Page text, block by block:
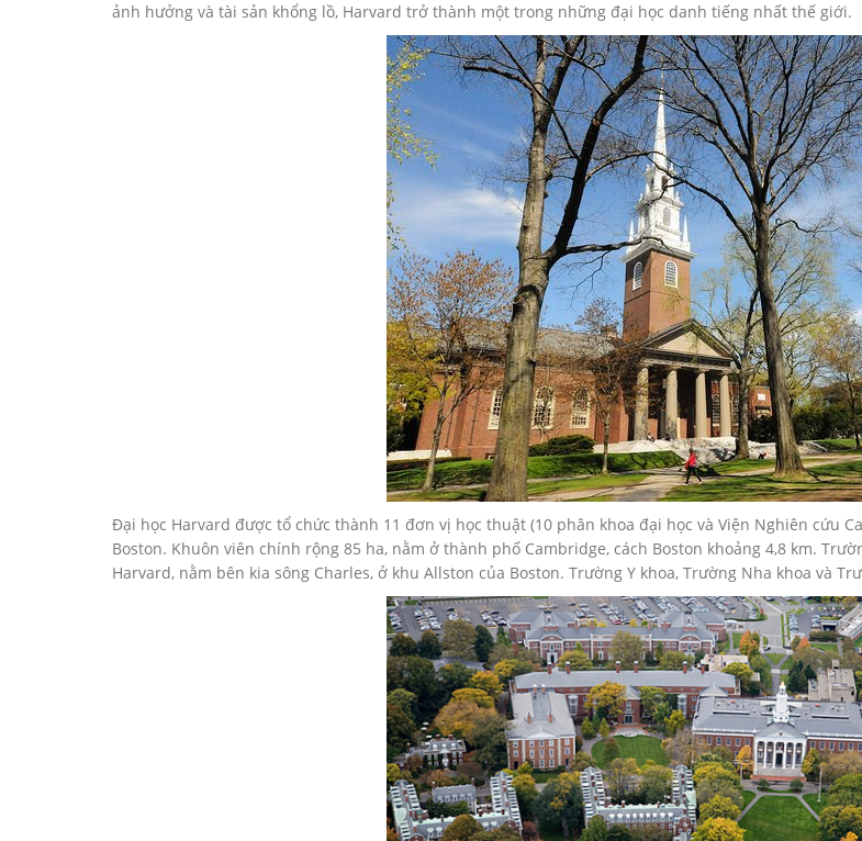
ảnh hưởng và tài sản khổng lồ, Harvard trở thành một trong những đại học danh tiếng nhất thế giới.
Đại học Harvard được tổ chức thành 11 đơn vị học thuật (10 phân khoa đại học và Viện Nghiên cứu
Boston. Khuôn viên chính rộng 85 ha, nằm ở thành phố Cambridge, cách Boston khoảng 4,8 km.
Harvard, nằm bên kia sông Charles, ở khu Allston của Boston. Trường Y khoa, Trường Nha khoa và